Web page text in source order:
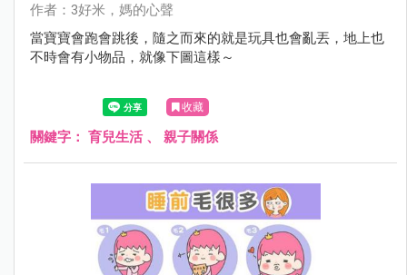
作者：3好米，媽的心聲
當寶寶會跑會跳後，隨之而來的就是玩具也會亂丟，地上也
不時會有小物品，就像下圖這樣～
收藏
關鍵字： 育兒生活、 親子關係